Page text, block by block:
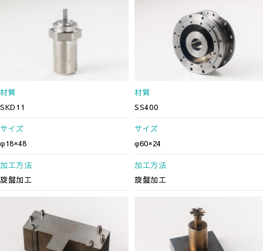
材質
SKD11
サイズ
φ18×48
加工方法
旋盤加工
材質
SS400
サイズ
φ60×24
加工方法
旋盤加工